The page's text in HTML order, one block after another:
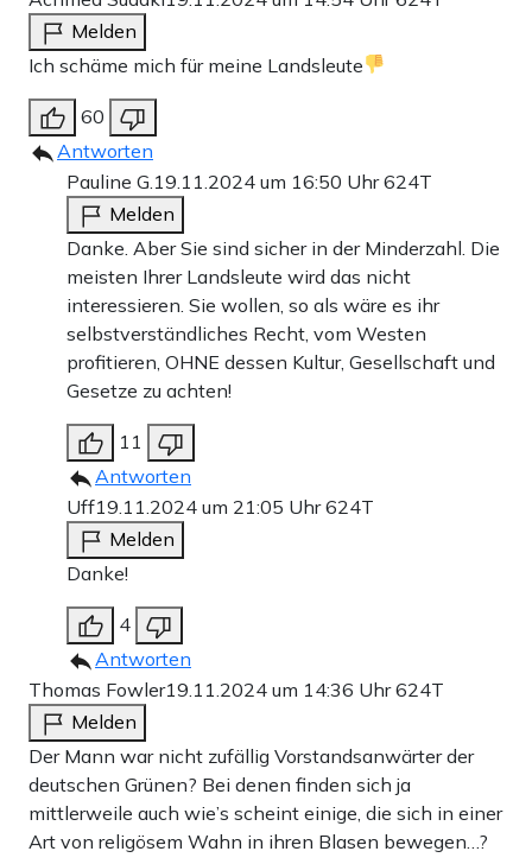
Melden
Ich schäme mich für meine Landsleute
60
Antworten
Pauline G. 19.11.2024 um 16:50 Uhr624T
Melden
Danke. Aber Sie sind sicher in der Minderzahl. Die
meisten Ihrer Landsleute wird das nicht
interessieren. Sie wollen, so als wäre es ihr
selbstverständliches Recht, vom Westen
profitieren, OHNE dessen Kultur, Gesellschaft und
Gesetze zu achten!
11
Antworten
Uff19.11.2024 um 21:05 Uhr624T
Melden
Danke!
4
Antworten
Thomas Fowler19.11.2024 um 14:36 Uhr624T
Melden
Der Mann war nicht zufällig Vorstandsanwärter der
deutschen Grünen? Bei denen finden sich ja
mittlerweile auch wie’s scheint einige, die sich in einer
Art von religösem Wahn in ihren Blasen bewegen…?